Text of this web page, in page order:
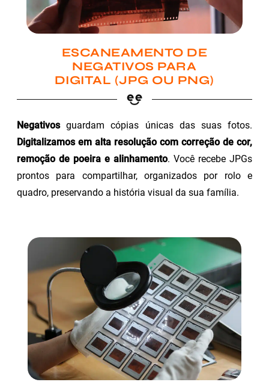
ESCANEAMENTO DE
NEGATIVOS PARA
DIGITAL (JPG OU PNG)
Negativosguardam cópias únicas das suas fotos.
Digitalizamos em alta resolução com correção de cor,
remoção de poeira e alinhamento. Você recebe JPGs
prontos para compartilhar, organizados por rolo e
quadro, preservando a história visual da sua família.